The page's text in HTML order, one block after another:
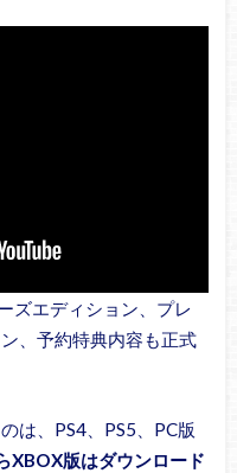
ズエディション、プレ
、予約特典内容も正式
は、PS4、PS5、PC版
XBOX版はダウンロード